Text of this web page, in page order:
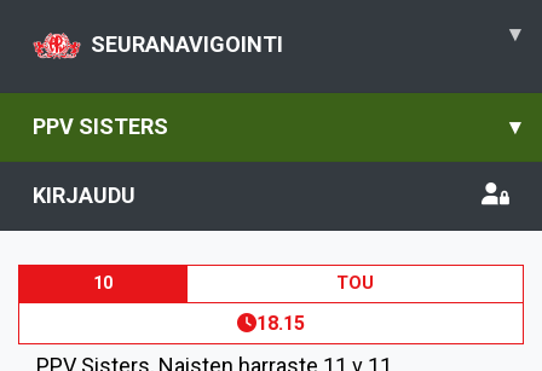
SEURANAVIGOINTI ▾
PPV SISTERS ▾
KIRJAUDU
10 TOU
18.15
PPV Sisters, Naisten harraste 11 v 11